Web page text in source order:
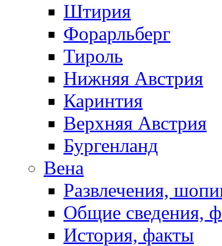
Штирия
Форарльберг
Тироль
Нижняя Австрия
Каринтия
Верхняя Австрия
Бургенланд
Вена
Развлечения,
Общие сведения,
История, факты